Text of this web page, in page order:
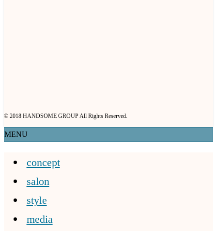
© 2018 HANDSOME GROUP All Rights Reserved.
MENU
concept
salon
style
media